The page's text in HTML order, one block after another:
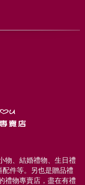
物、結婚禮物、生日禮
件等。另也是贈品禮
禮物專賣店，盡在有禮